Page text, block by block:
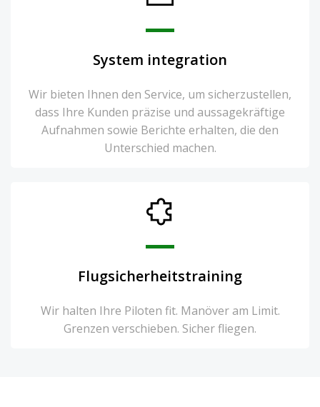
System integration
Wir bieten Ihnen den Service, um sicherzustellen,
dass Ihre Kunden präzise und aussagekräftige
Aufnahmen sowie Berichte erhalten, die den
Unterschied machen.
Flugsicherheitstraining
Wir halten Ihre Piloten fit. Manöver am Limit.
Grenzen verschieben. Sicher fliegen.